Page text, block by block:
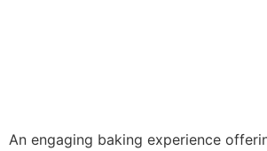
An engaging baking experience